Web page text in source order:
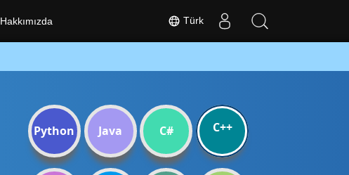
Python Java C# C++
Türk
Hakkımızda